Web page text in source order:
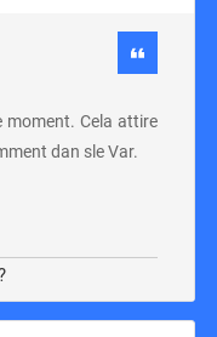
moment. Cela attire
dan sle Var.